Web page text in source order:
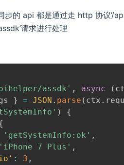
步的 api 都是通过走 http 协议’/
请求进行处理
assdk' , async (
} = JSON . parse ( ctx .
)
{
'getSystemInfo:ok' ,
'iPhone 7 Plus' ,
: 3 ,